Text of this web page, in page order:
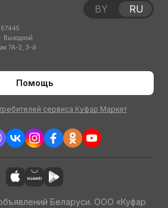
Выходной
7А-2, 3-й
Помощь
сервиса Куфар Маркет
BY RU
Беларуси. ООО «Куфар